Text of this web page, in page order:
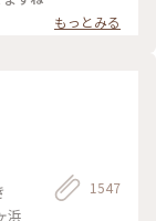
もっとみる
浜
1547